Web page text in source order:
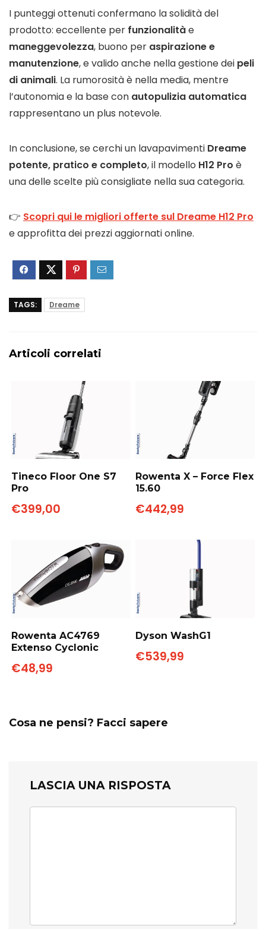
I punteggi ottenuti confermano la solidità del
prodotto: eccellente per funzionalitàe
maneggevolezza, buono per aspirazione e
manutenzione, e valido anche nella gestione dei peli
di animali. La rumorosità è nella media, mentre
l’autonomia e la base con autopulizia automatica
rappresentano un plus notevole.
In conclusione, se cerchi un lavapavimenti Dreame
potente, pratico e completo, il modello H12 Pro è
una delle scelte più consigliate nella sua categoria.
👉 Scopri qui le migliori offerte sul Dreame H12 Pro
e approfitta dei prezzi aggiornati online.
TAGS: Dreame
Articoli correlati
Tineco Floor One S7
Pro
€399,00
Rowenta X – Force Flex
15.60
€442,99
Rowenta AC4769
Extenso Cyclonic
€48,99
Dyson WashG1
€539,99
Cosa ne pensi? Facci sapere
LASCIA UNA RISPOSTA